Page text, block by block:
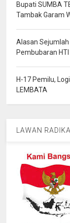
Bupati SUMBA
Tambak Garam
Alasan
Pembubaran HTI
H-17 Pemilu,
LEMBATA
LAWAN